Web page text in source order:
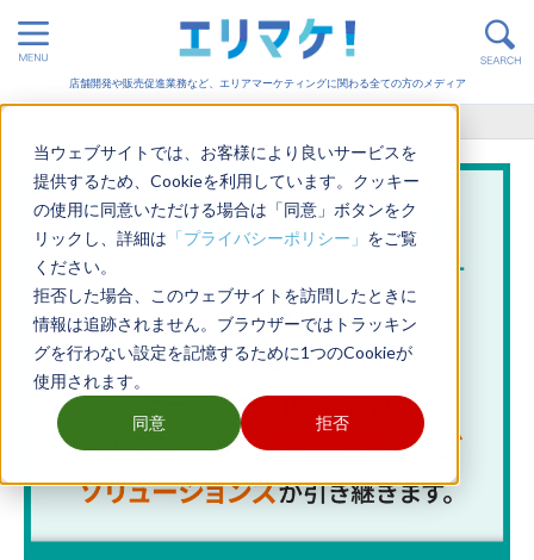
当ウェブサイトでは、お客様により良いサービスを
提供するため、Cookieを利用しています。クッキー
の使用に同意いただける場合は「同意」ボタンをク
リックし、詳細は 「プライバシーポリシー」 をご覧
ください。
拒否した場合、このウェブサイトを訪問したときに
情報は追跡されません。ブラウザーではトラッキン
グを行わない設定を記憶するために1つのCookieが
使用されます。
同意 拒否
店舗開発や販売促進業務など、エリアマーケティングに関わる全ての方のメディア